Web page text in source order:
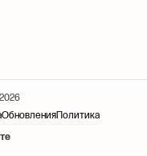
ОбновленияПолитика